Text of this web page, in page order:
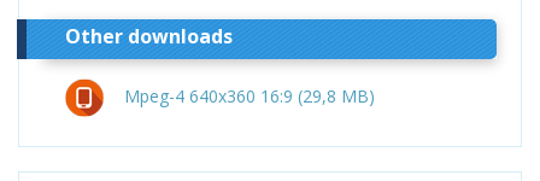
Other downloads
Mpeg-4 640x360 16:9 (29,8 MB)